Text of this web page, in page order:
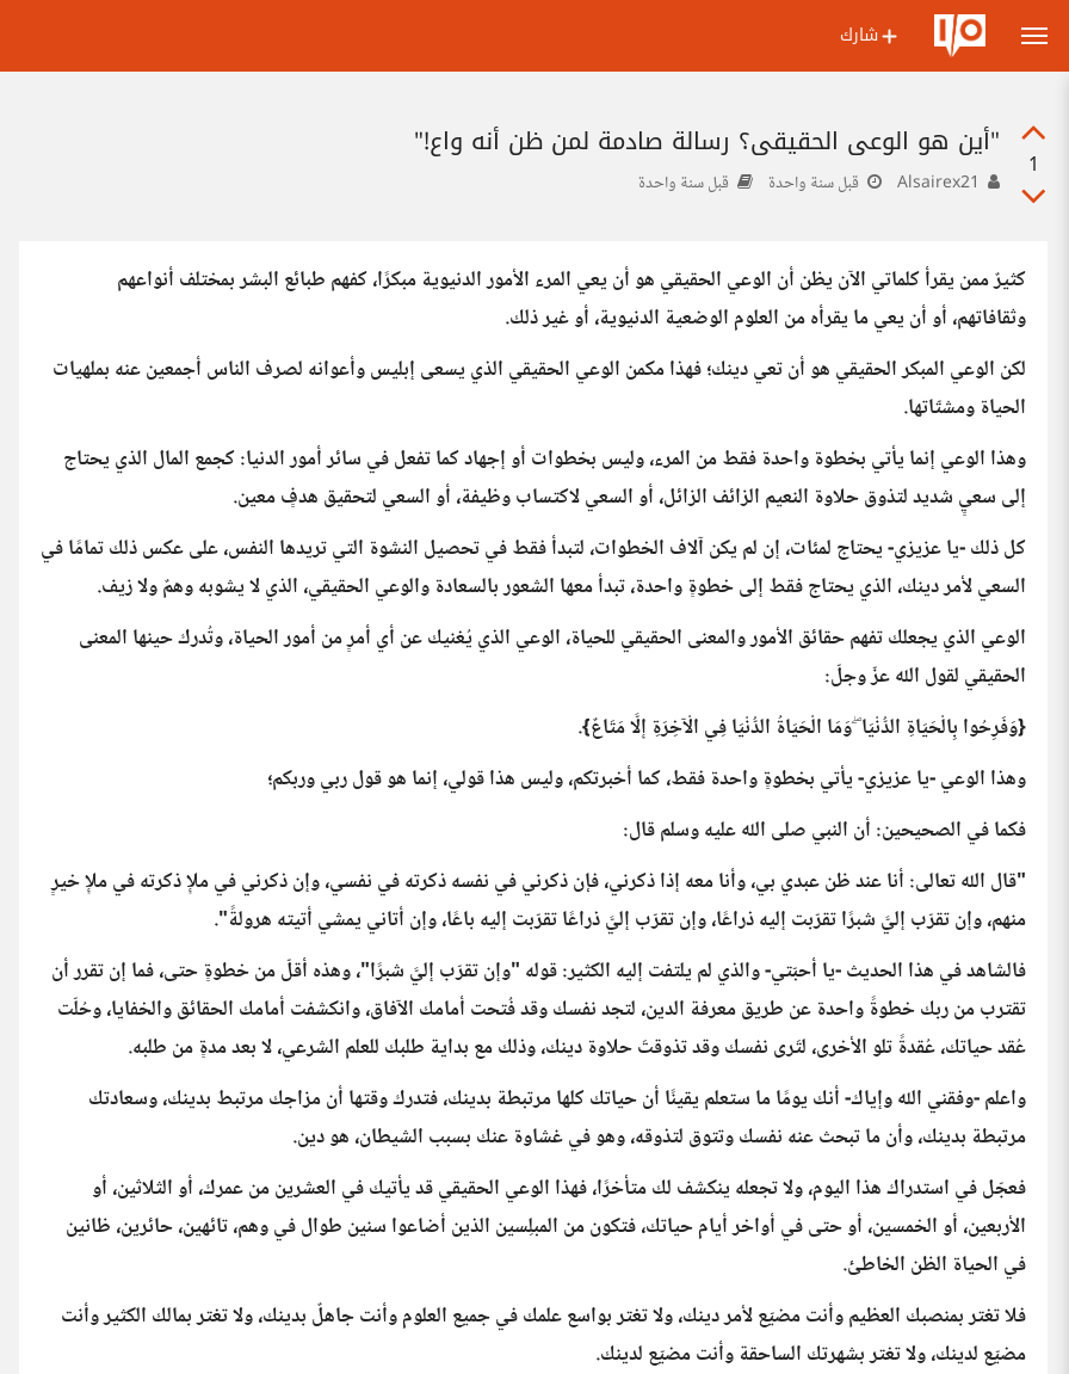
شارك
1
"أين هو الوعي الحقيقي؟ رسالة صادمة لمن ظن أنه واعٍ!"
قبل سنة واحدة قبل سنة واحدة
كثيرٌ ممن يقرأ كلماتي الآن يظن أن الوعي الحقيقي هو أن يعي المرء الأمور الدنيوية مبكرًا، كفهم طبائع البشر بمختلف أنواعهم
وثقافاتهم، أو أن يعي ما يقرأه من العلوم الوضعية الدنيوية، أو غير ذلك.
لكن الوعي المبكر الحقيقي هو أن تعي دينك؛ فهذا مكمن الوعي الحقيقي الذي يسعى إبليس وأعوانه لصرف الناس أجمعين عنه بملهيات
الحياة ومشتّاتها.
وهذا الوعي إنما يأتي بخطوة واحدة فقط من المرء، وليس بخطوات أو إجهاد كما تفعل في سائر أمور الدنيا: كجمع المال الذي يحتاج
إلى سعيٍ شديد لتذوق حلاوة النعيم الزائف الزائل، أو السعي لاكتساب وظيفة، أو السعي لتحقيق هدفٍ معين.
كل ذلك -يا عزيزي- يحتاج لمئات، إن لم يكن آلاف الخطوات، لتبدأ فقط في تحصيل النشوة التي تريدها النفس، على عكس ذلك تمامًا في
السعي لأمر دينك، الذي يحتاج فقط إلى خطوةٍ واحدة، تبدأ معها الشعور بالسعادة والوعي الحقيقي، الذي لا يشوبه وهمٌ ولا زيف.
الوعي الذي يجعلك تفهم حقائق الأمور والمعنى الحقيقي للحياة، الوعي الذي يُغنيك عن أي أمرٍ من أمور الحياة، وتُدرك حينها المعنى
الحقيقي لقول الله عزّ وجلّ:
{وَفَرِحُوا بِالْحَيَاةِ الدُّنْيَا ۖ وَمَا الْحَيَاةُ الدُّنْيَا فِي الْآخِرَةِ إِلَّا مَتَاعٌ}.
وهذا الوعي -يا عزيزي- يأتي بخطوةٍ واحدة فقط، كما أخبرتكم، وليس هذا قولي، إنما هو قول ربي وربكم؛
فكما في الصحيحين: أن النبي صلى الله عليه وسلم قال:
"قال الله تعالى: أنا عند ظن عبدي بي، وأنا معه إذا ذكرني، فإن ذكرني في نفسه ذكرته في نفسي، وإن ذكرني في ملإٍ ذكرته في ملإٍ خيرٍ
منهم، وإن تقرّب إليَّ شبرًا تقرّبت إليه ذراعًا، وإن تقرّب إليَّ ذراعًا تقرّبت إليه باعًا، وإن أتاني يمشي أتيته هرولةً".
فالشاهد في هذا الحديث -يا أحبّتي- والذي لم يلتفت إليه الكثير: قوله "وإن تقرّب إليَّ شبرًا"، وهذه أقلّ من خطوةٍ حتى، فما إن تقرر أن
تقترب من ربك خطوةً واحدة عن طريق معرفة الدين، لتجد نفسك وقد فُتحت أمامك الآفاق، وانكشفت أمامك الحقائق والخفايا، وحُلّت
عُقد حياتك، عُقدةً تلو الأخرى، لتَرى نفسك وقد تذوقتَ حلاوة دينك، وذلك مع بداية طلبك للعلم الشرعي، لا بعد مدةٍ من طلبه.
واعلم -وفقني الله وإياك- أنك يومًا ما ستعلم يقينًا أن حياتك كلها مرتبطة بدينك، فتدرك وقتها أن مزاجك مرتبط بدينك، وسعادتك
مرتبطة بدينك، وأن ما تبحث عنه نفسك وتتوق لتذوقه، وهو في غشاوة عنك بسبب الشيطان، هو دين.
فعجّل في استدراك هذا اليوم، ولا تجعله ينكشف لك متأخرًا، فهذا الوعي الحقيقي قد يأتيك في العشرين من عمرك، أو الثلاثين، أو
الأربعين، أو الخمسين، أو حتى في أواخر أيام حياتك، فتكون من المبلِسين الذين أضاعوا سنين طوال في وهم، تائهين، حائرين، ظانين
في الحياة الظن الخاطئ.
فلا تغتر بمنصبك العظيم وأنت مضيّع لأمر دينك، ولا تغتر بواسع علمك في جميع العلوم وأنت جاهلٌ بدينك، ولا تغتر بمالك الكثير وأنت
مضيّع لدينك، ولا تغتر بشهرتك الساحقة وأنت مضيّع لدينك.